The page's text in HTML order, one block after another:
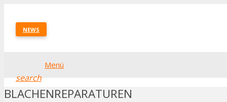
NEWS
search
Menü
BLACHENREPARATUREN